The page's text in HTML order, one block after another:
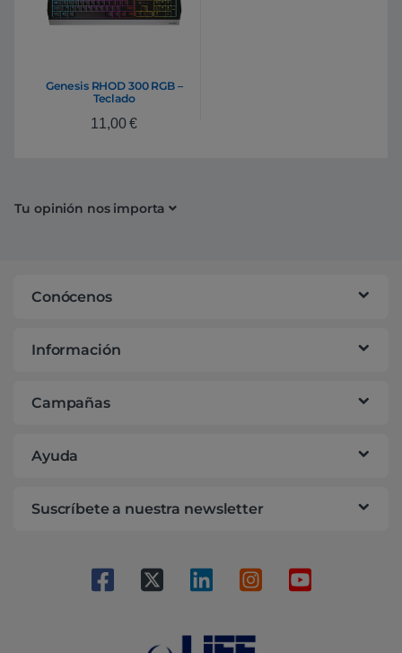
Genesis RHOD 300 RGB –
Teclado
11,00€
Tu opinión nos importa
Conócenos
Información
Campañas
Ayuda
Suscríbete a nuestra newsletter